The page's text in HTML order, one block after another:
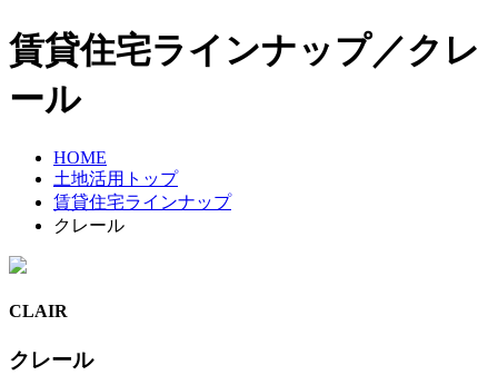
賃貸住宅ラインナップ／クレ
ール
HOME
土地活用トップ
賃貸住宅ラインナップ
クレール
CLAIR
クレール